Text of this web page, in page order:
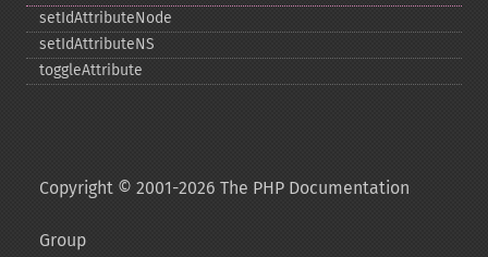
setIdAttributeNode
setIdAttributeNS
toggleAttribute
Copyright © 2001-2026 The PHP Documentation
Group